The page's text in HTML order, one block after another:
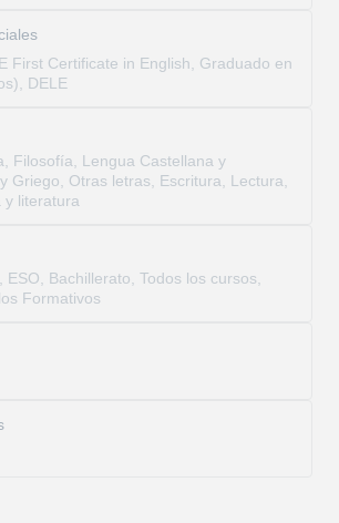
First Certificate in English, Graduado en
DELE
Filosofía, Lengua Castellana y
Griego, Otras letras, Escritura, Lectura,
y literatura
Bachillerato, Todos los cursos,
Formativos